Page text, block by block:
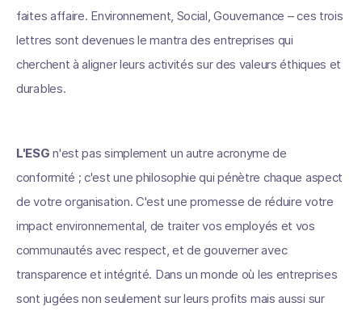
faites affaire. Environnement, Social, Gouvernance – ces trois
lettres sont devenues le mantra des entreprises qui
cherchent à aligner leurs activités sur des valeurs éthiques et
durables.
L'ESG n'est pas simplement un autre acronyme de
conformité ; c'est une philosophie qui pénètre chaque aspect
de votre organisation. C'est une promesse de réduire votre
impact environnemental, de traiter vos employés et vos
communautés avec respect, et de gouverner avec
transparence et intégrité. Dans un monde où les entreprises
sont jugées non seulement sur leurs profits mais aussi sur